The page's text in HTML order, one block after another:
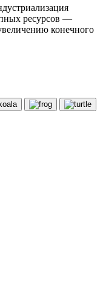
ресурсов —
конечного